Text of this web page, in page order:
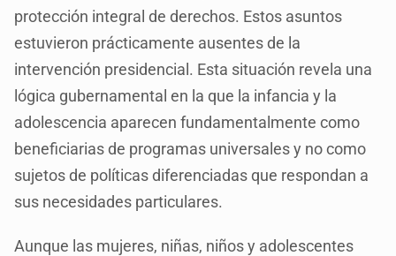
protección integral de derechos. Estos asuntos
estuvieron prácticamente ausentes de la
intervención presidencial. Esta situación revela una
lógica gubernamental en la que la infancia y la
adolescencia aparecen fundamentalmente como
beneficiarias de programas universales y no como
sujetos de políticas diferenciadas que respondan a
sus necesidades particulares.
Aunque las mujeres, niñas, niños y adolescentes